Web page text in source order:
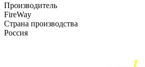
Производитель
FireWay
Страна производства
Россия